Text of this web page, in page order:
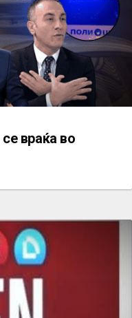
враќа во